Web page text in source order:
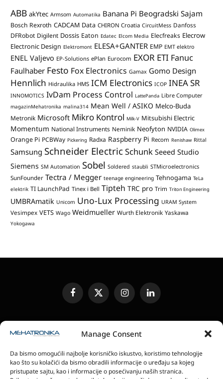
Manage Consent
Da bismo omogućili najbolje korisničko iskustvo, koristimo tehnologije
kao što su kolačići da bismo obradili informacije o uređaju sa kojeg
pristupate sajtu, kao i informacije o posećivanju naših stranica.
ABB akYtec Armsom Automatika Banana Pi Beogradski Sajam
Bosch Rexroth CADCAM Data CHIRON Croatia CircuitMess Danfoss
DFRobot Digilent Dossis Eaton Edatec Elcom Media Elecfreaks Elecrow
Electronic Design Elektromont ELESA+GANTER EMP EMT elektro
ENEL Valjevo EP-Solutions ePlan Eurocom EXOR ETI Fanuc
Faulhaber Festo Fox Electronics Gamax Gomo Design
Hennlich Hidraulika HMS ICM Electronics ICOP INEA SR
INNOMOTICS IvDam Process Control LattePanda Libre Computer
magazinMehatronika malina314 Mean Well / ASIKO Melco-Buda
Metronik Microsoft Mikro Kontrol Milk-V Mitsubishi Electric
Momentum National Instruments Neminik Neofyton NVIDIA Olimex
Orange Pi PCBWay Pickering Radxa Raspberry Pi Recom Renishaw Rittal
Samsung Schneider ElectricSchunk Seeed Studio
Siemens SM Automation Sobel Soldered staubli STMicroelectronics
SunFounder Tectra / Megger teenage engineering Tehnogama TeLa
elektrik TI LaunchPad Tinex i Bell Tipteh TRC pro Trim Triton Engineering
UMBRAmatik Unicom Uno-Lux Processing URAM System
Vesimpex VETS Wago Weidmueller Wurth Elektronik Yaskawa
Yokogawa
FacebookX
(Twitter)
InstagramLinkedIn
SLANJE JEDINICA ZA RECENZIJU
ELEKTRONSKA IZDANJA
POLITIKA PRIVATNOSTI
POLITIKA KOLAČIĆA